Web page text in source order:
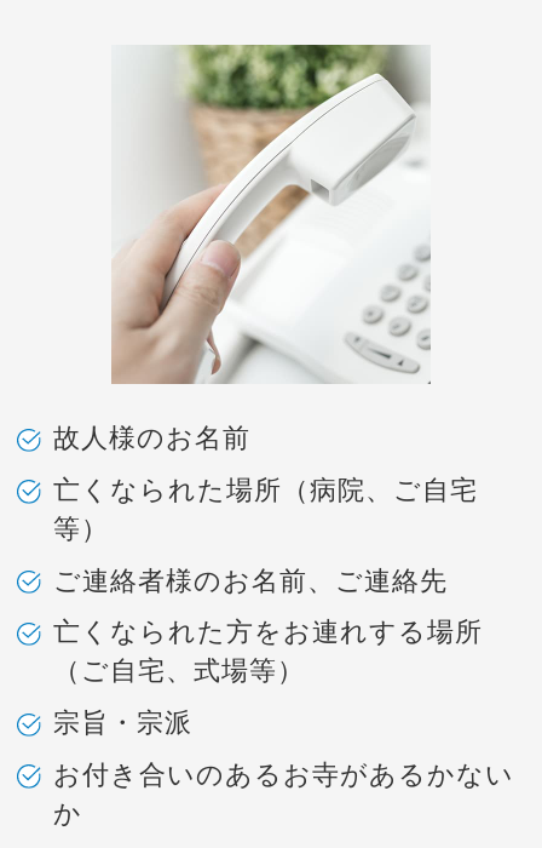
故人様のお名前
亡くなられた場所（病院、ご自宅
等）
ご連絡者様のお名前、ご連絡先
亡くなられた方をお連れする場所
（ご自宅、式場等）
宗旨・宗派
お付き合いのあるお寺があるかない
か